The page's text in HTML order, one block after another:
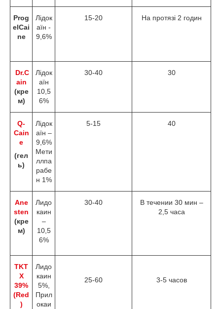
Prog
elCai
ne
Лідок
аїн -
9,6%
15-20 На протязі 2 годин
Dr.C
ain
(кре
м)
Лідок
аїн
10,5
6%
30-40 30
Q-
Cain
e
(гел
ь)
Лідок
аїн –
9,6%
Мети
ллпа
рабе
н 1%
5-15 40
Ane
sten
(кре
м)
Лидо
каин
–
10,5
6%
30-40
В течении 30 мин –
2,5 часа
TKT
X
39%
(Red
)
Лидо
каин
5%,
Прил
окаи
25-60 3-5 часов